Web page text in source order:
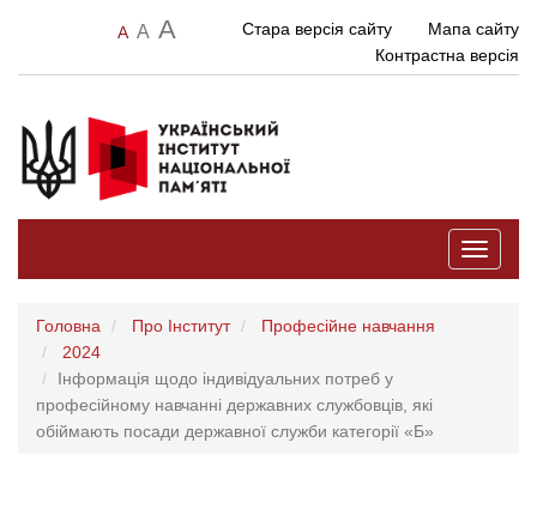
A A A Стара версія сайту
Мапа сайту
Контрастна версія
Toggle
Головна Про Інститут
Професійне навчання
2024
Інформація щодо індивідуальних потреб у
професійному навчанні державних службовців, які
обіймають посади державної служби категорії «Б»